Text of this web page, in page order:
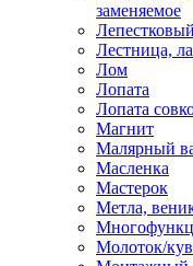
заменяемое
Лестница,
Лом
Лопата
Лопата
Магнит
Малярный
Масленка
Мастерок
Метла,
Молоток/